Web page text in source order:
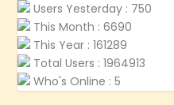
Users Yesterday : 750
This Month : 6690
This Year : 161289
Total Users : 1964913
Who's Online : 5